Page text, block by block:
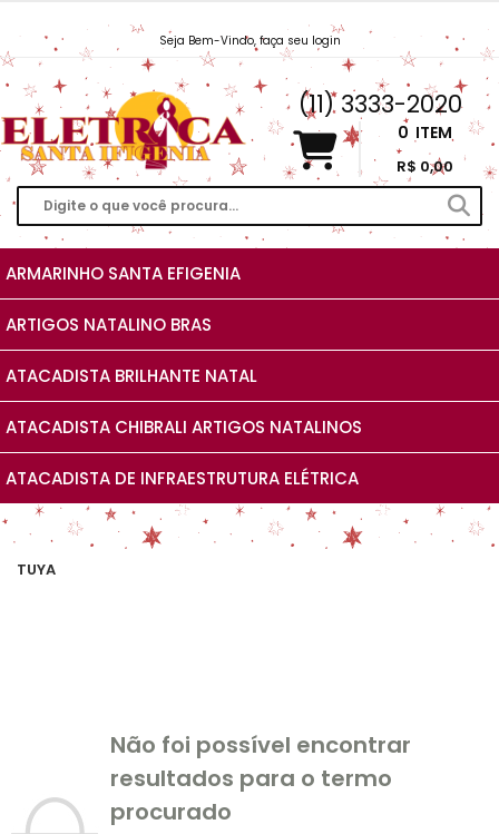
Seja Bem-Vindo, faça seu login
Vendas@EletricaSantaIfigenia.com.br
(11) 3333-2020
0 ITEM
R$ 0,00
ARMARINHO SANTA EFIGENIA
ARTIGOS NATALINO BRAS
ATACADISTA BRILHANTE NATAL
ATACADISTA CHIBRALI ARTIGOS NATALINOS
ATACADISTA DE INFRAESTRUTURA ELÉTRICA
TUYA
Não foi possível encontrar
resultados para o termo
procurado